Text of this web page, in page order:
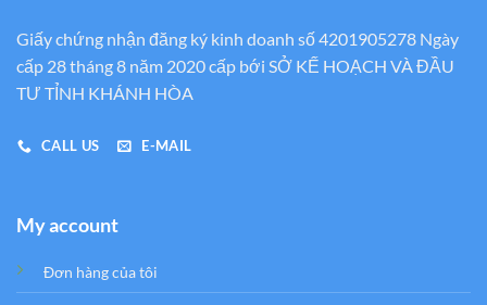
Giấy chứng nhận đăng ký kinh doanh số 4201905278 Ngày
cấp 28 tháng 8 năm 2020 cấp bới SỞ KẾ HOẠCH VÀ ĐẦU
TƯ TỈNH KHÁNH HÒA
CALL US E-MAIL
My account
Đơn hàng của tôi